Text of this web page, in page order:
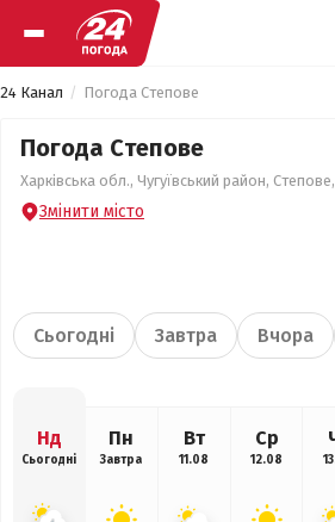
24 Канал Погода Степове
Погода Степове
Харківська обл., Чугуївський район,
Змінити місто
Сьогодні Завтра Вчора
Нд
Сьогодні
Пн
Завтра
Вт
11.08
Ср
12.08